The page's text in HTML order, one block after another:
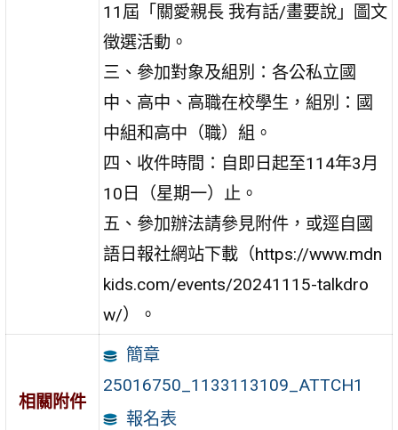
11屆「關愛親長 我有話/畫要說」圖文
徵選活動。
三、參加對象及組別：各公私立國
中、高中、高職在校學生，組別：國
中組和高中（職）組。
四、收件時間：自即日起至114年3月
10日（星期一）止。
五、參加辦法請參見附件，或逕自國
語日報社網站下載（https://www.mdn
kids.com/events/20241115-talkdro
w/）。
相關附件
簡章
25016750_1133113109_ATTCH1
報名表